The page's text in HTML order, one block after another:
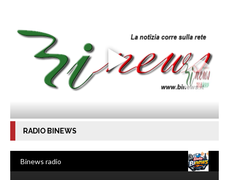
RADIO BINEWS